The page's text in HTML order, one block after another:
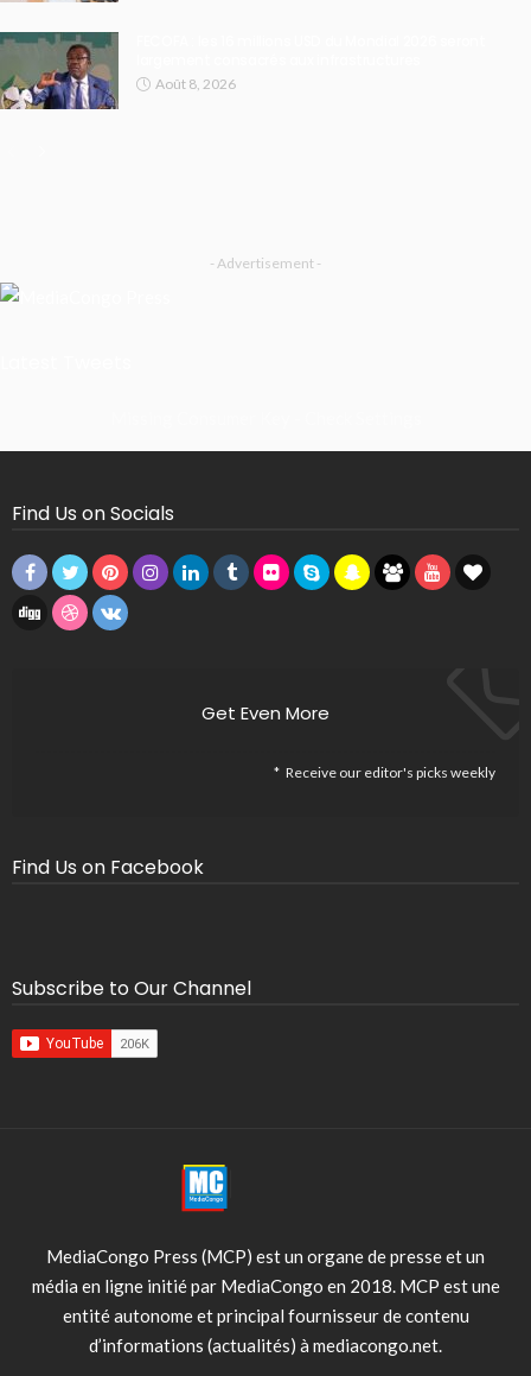
Août 8, 2026
- Advertisement -
Find Us on Socials
Get Even More
Receive our editor's picks weekly
Find Us on Facebook
Subscribe to Our Channel
MediaCongo Press (MCP) est un organe de presse et un
média en ligne initié par MediaCongo en 2018. MCP est une
entité autonome et principal fournisseur de contenu
d’informations (actualités) à mediacongo.net.